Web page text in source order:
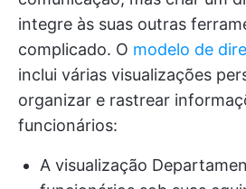
integre às suas outras
complicado. O modelo de
inclui várias visualizações
organizar e rastrear
funcionários:
A visualização